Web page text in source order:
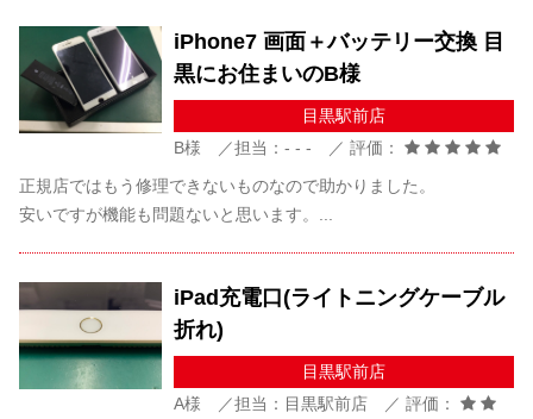
iPhone7 画面＋バッテリー交換 目
黒にお住まいのB様
目黒駅前店
B様 ／担当：- - - ／ 評価：
正規店ではもう修理できないものなので助かりました。
安いですが機能も問題ないと思います。...
iPad充電口(ライトニングケーブル
折れ)
目黒駅前店
A様 ／担当：目黒駅前店 ／ 評価：